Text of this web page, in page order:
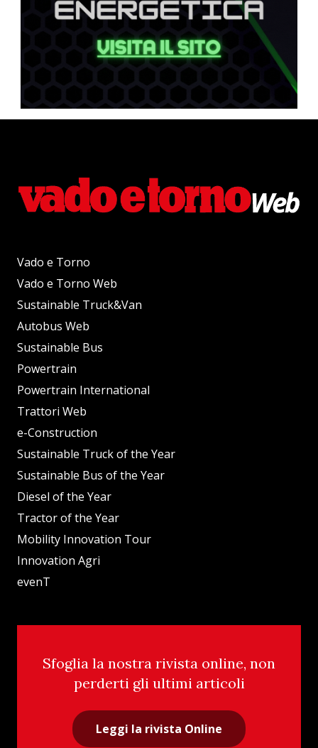
Vado e Torno
Vado e Torno Web
Sustainable Truck&Van
Autobus Web
Sustainable Bus
Powertrain
Powertrain International
Trattori Web
e-Construction
Sustainable Truck of the Year
Sustainable Bus of the Year
Diesel of the Year
Tractor of the Year
Mobility Innovation Tour
Innovation Agri
evenT
Sfoglia la nostra rivista online, non
perderti gli ultimi articoli
Leggi la rivista Online